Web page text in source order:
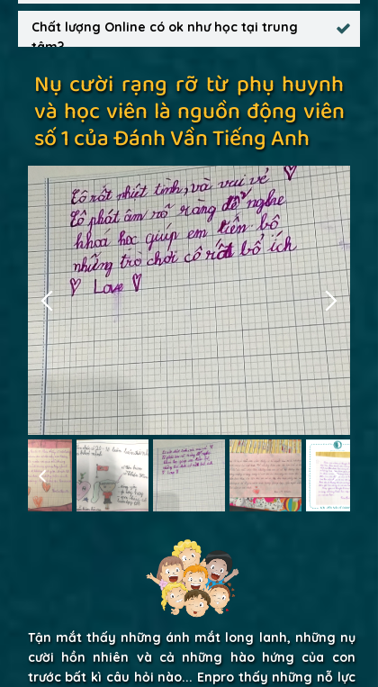
Chất lượng Online có ok như học tại trung
tâm?
Nụ cười rạng rỡ từ phụ huynh
và học viên là nguồn động viên
số 1 của Đánh Vần Tiếng Anh
Tận mắt thấy những ánh mắt long lanh, những nụ
cười hồn nhiên và cả những hào hứng của con
trước bất kì câu hỏi nào... Enpro thấy những nỗ lực